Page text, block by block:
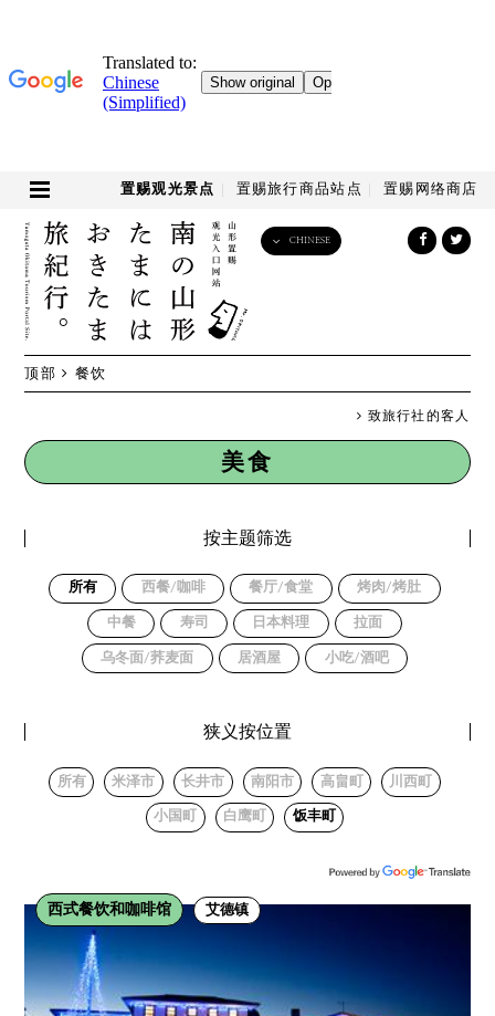
置赐观光景点 置赐旅行商品站点 置赐网络商店
CHINESE
顶部 餐饮
致旅行社的客人
美食
按主题筛选
所有 西餐/咖啡 餐厅/食堂 烤肉/烤肚
中餐 寿司 日本料理 拉面
乌冬面/荞麦面 居酒屋 小吃/酒吧
狭义按位置
所有 米泽市 长井市 南阳市 高畠町 川西町
小国町 白鹰町 饭丰町
西式餐饮和咖啡馆 艾德镇